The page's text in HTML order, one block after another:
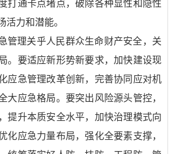
打通卡点堵点，破除各种显性和隐性
活力和潜能。
管理关乎人民群众生命财产安全，关
。要适应新形势新要求，加快建设现
应急管理改革创新，完善协同应对机
大应急格局。要突出风险源头管控，
提升本质安全水平，加快治理模式向
化应急力量布局，强化全要素支撑，